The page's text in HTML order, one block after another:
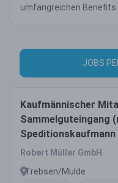
umfangreichen Benefits
JOBS
Kaufmännischer
Sammelguteingang
Robert Müller GmbH
Trebsen/Mulde